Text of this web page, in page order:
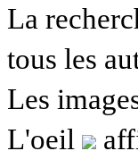
La
tous les
Les
L'oeil